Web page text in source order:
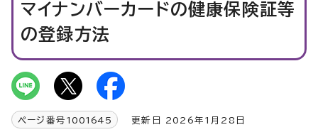
マイナンバーカードの健康保険証等
の登録方法
ページ番号 1001645 更新日 2026年1月28日